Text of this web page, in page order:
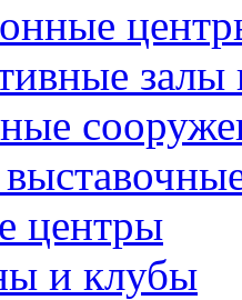
залы
центры
и клубы